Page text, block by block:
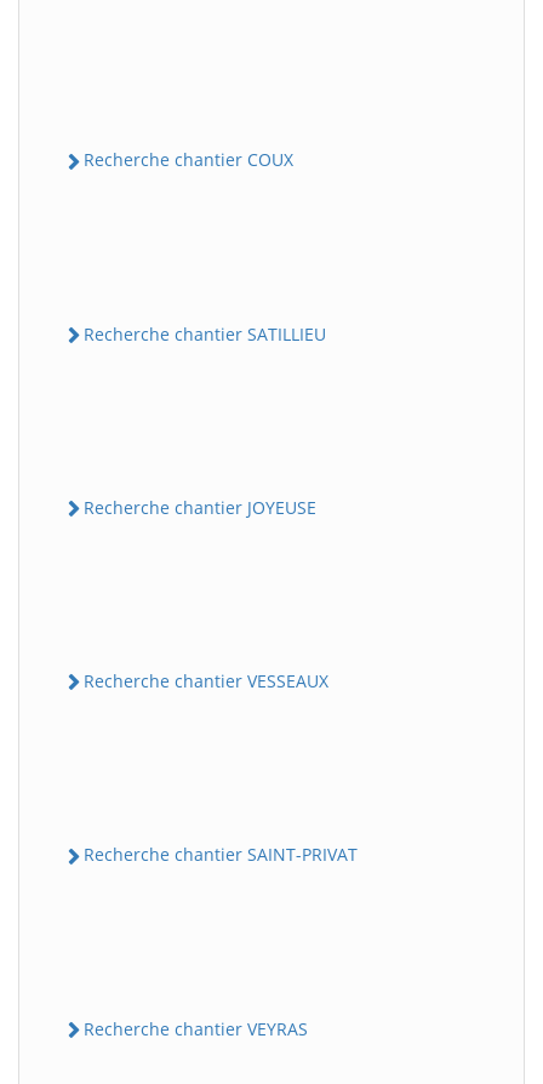
Recherche chantier COUX
Recherche chantier SATILLIEU
Recherche chantier JOYEUSE
Recherche chantier VESSEAUX
Recherche chantier SAINT-PRIVAT
Recherche chantier VEYRAS